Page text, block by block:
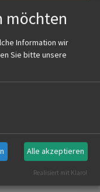
möchten
Information wir
Sie bitte unsere
Alle akzeptieren
Realisiert mit Klaro!